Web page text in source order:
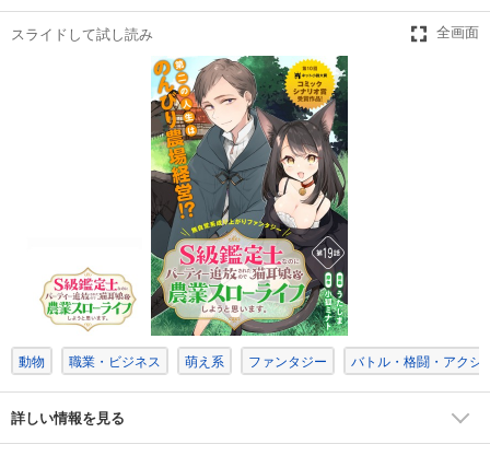
スライドして試し読み 全画面
動物 職業・ビジネス 萌え系 ファンタジー バトル・格闘・アクシ
詳しい情報を見る
あらすじを表示する
円 (税込)
あらすじを表示する
円 (税込)
完結
あらすじを表示する
S級鑑定士なのにパーティー追放されたので猫耳娘と農業スローライフしようと思います。（単話版）第9話
165